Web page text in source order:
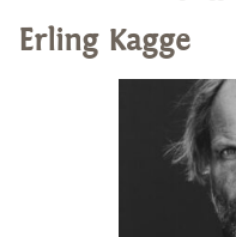
Erling Kagge